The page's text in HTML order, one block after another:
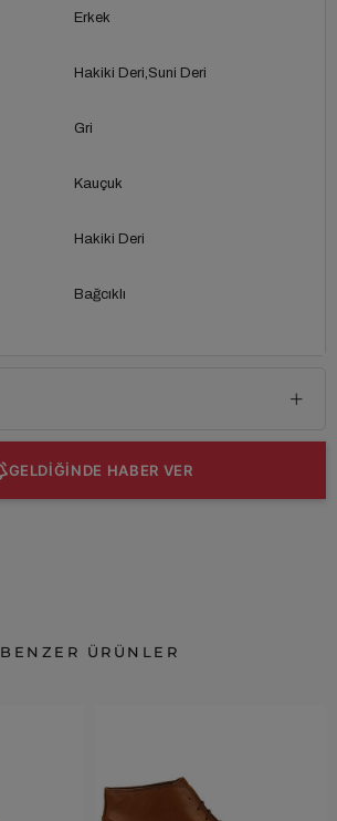
Erkek
Hakiki Deri Suni Deri
Gri
Kauçuk
Hakiki Deri
Bağcıklı
GELDİĞİNDE HABER VER
BENZER ÜRÜNLER